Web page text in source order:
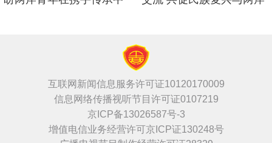
互联网新闻信息服务许可证10120170009
信息网络传播视听节目许可证0107219
京ICP备13026587号-3
增值电信业务经营许可京ICP证130248号